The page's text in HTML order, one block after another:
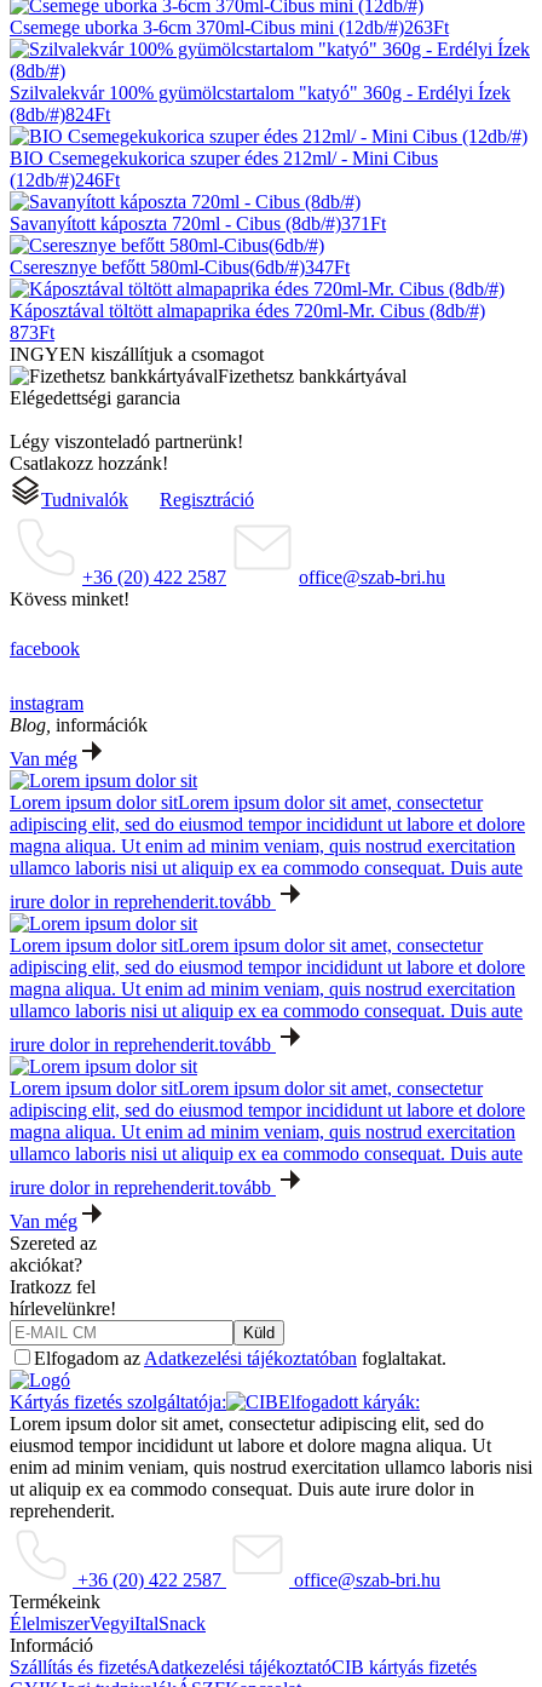
Csemege uborka 3-6cm 370ml-Cibus mini (12db/#)263Ft
Szilvalekvár 100% gyümölcstartalom "katyó" 360g - Erdélyi Ízek
(8db/#)824Ft
BIO Csemegekukorica szuper édes 212ml/ - Mini Cibus
(12db/#)246Ft
Savanyított káposzta 720ml - Cibus (8db/#)371Ft
Cseresznye befőtt 580ml-Cibus(6db/#)347Ft
Káposztával töltött almapaprika édes 720ml-Mr. Cibus (8db/#)
873Ft
INGYEN kiszállítjuk a csomagot
Fizethetsz bankkártyával
Elégedettségi garancia
Légy viszonteladó partnerünk!
Csatlakozz hozzánk!
Tudnivalók
Regisztráció
+36 (20) 422 2587
office@szab-bri.hu
Kövess minket!
facebook
instagram
Blog, információk
Van még
Lorem ipsum dolor sitLorem ipsum dolor sit amet, consectetur
adipiscing elit, sed do eiusmod tempor incididunt ut labore et dolore
magna aliqua. Ut enim ad minim veniam, quis nostrud exercitation
ullamco laboris nisi ut aliquip ex ea commodo consequat. Duis aute
irure dolor in reprehenderit.tovább
Lorem ipsum dolor sitLorem ipsum dolor sit amet, consectetur
adipiscing elit, sed do eiusmod tempor incididunt ut labore et dolore
magna aliqua. Ut enim ad minim veniam, quis nostrud exercitation
ullamco laboris nisi ut aliquip ex ea commodo consequat. Duis aute
irure dolor in reprehenderit.tovább
Lorem ipsum dolor sitLorem ipsum dolor sit amet, consectetur
adipiscing elit, sed do eiusmod tempor incididunt ut labore et dolore
magna aliqua. Ut enim ad minim veniam, quis nostrud exercitation
ullamco laboris nisi ut aliquip ex ea commodo consequat. Duis aute
irure dolor in reprehenderit.tovább
Van még
Szereted az
akciókat?
Iratkozz fel
hírlevelünkre!
Küld
Elfogadom az Adatkezelési tájékoztatóban foglaltakat.
Kártyás fizetés szolgáltatója:
Elfogadott káryák:
Lorem ipsum dolor sit amet, consectetur adipiscing elit, sed do
eiusmod tempor incididunt ut labore et dolore magna aliqua. Ut
enim ad minim veniam, quis nostrud exercitation ullamco laboris nisi
ut aliquip ex ea commodo consequat. Duis aute irure dolor in
reprehenderit.
+36 (20) 422 2587
office@szab-bri.hu
Termékeink
ÉlelmiszerVegyiItalSnack
Információ
Szállítás és fizetésAdatkezelési tájékoztatóCIB kártyás fizetés